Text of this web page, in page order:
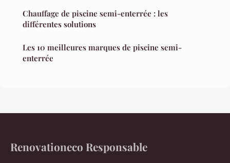
Chauffage de piscine semi-enterrée : les
différentes solutions
Les 10 meilleures marques de piscine semi-
enterrée
Renovationeco Responsable